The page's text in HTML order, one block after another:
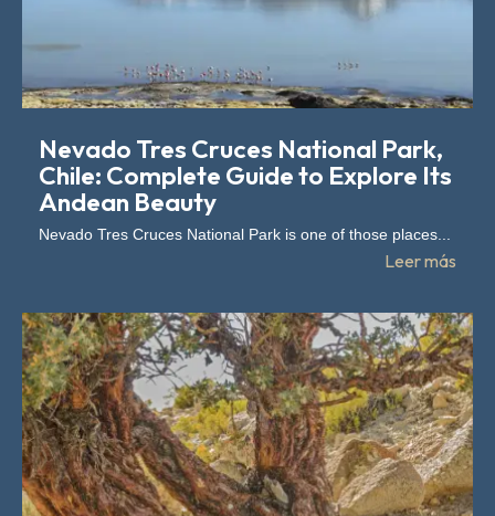
Nevado Tres Cruces National Park,
Chile: Complete Guide to Explore Its
Andean Beauty
Nevado Tres Cruces National Park is one of those places...
Leer más